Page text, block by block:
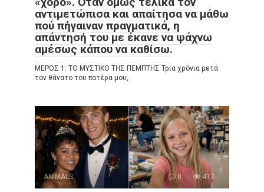
αντιμετώπισα και απαίτησα να μάθω
πού πήγαιναν πραγματικά, η
απάντησή του με έκανε να ψάχνω
αμέσως κάπου να καθίσω.
ΜΕΡΟΣ 1: ΤΟ ΜΥΣΤΙΚΟ ΤΗΣ ΠΕΜΠΤΗΣ Τρία χρόνια μετά
τον θάνατο του πατέρα μου,
ANIMALS 0 413